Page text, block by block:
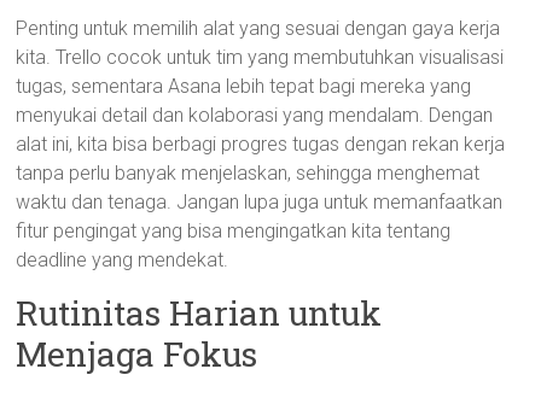
Penting untuk memilih alat yang sesuai dengan gaya kerja
kita. Trello cocok untuk tim yang membutuhkan visualisasi
tugas, sementara Asana lebih tepat bagi mereka yang
menyukai detail dan kolaborasi yang mendalam. Dengan
alat ini, kita bisa berbagi progres tugas dengan rekan kerja
tanpa perlu banyak menjelaskan, sehingga menghemat
waktu dan tenaga. Jangan lupa juga untuk memanfaatkan
fitur pengingat yang bisa mengingatkan kita tentang
deadline yang mendekat.
Rutinitas Harian untuk
Menjaga Fokus